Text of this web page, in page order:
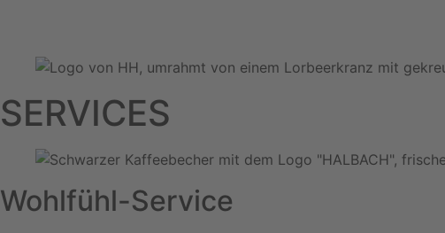
SERVICES
Wohlfühl-Service